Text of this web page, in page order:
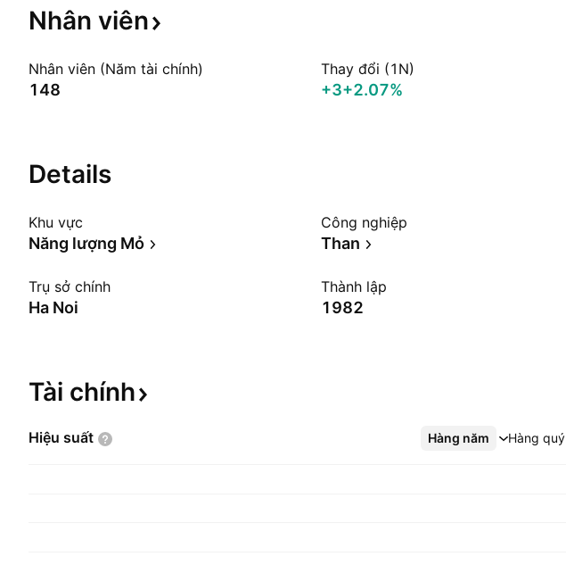
Nhân viên
Nhân viên (Năm tài chính)
148
Thay đổi (1N)
+3+2.07%
Details
Khu vực
Năng lượng Mỏ
Công nghiệp
Than
Trụ sở chính
Ha Noi
Thành lập
1982
Tài chính
Hiệu suất Hàng năm Hàng quý
Xem thêm